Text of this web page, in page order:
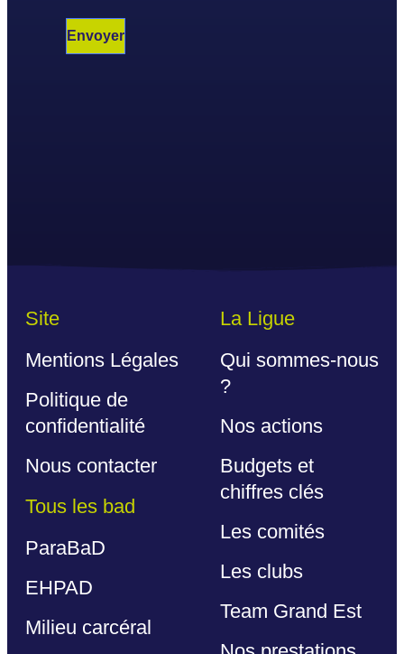
Site
Mentions Légales
Politique de
confidentialité
Nous contacter
Tous les bad
ParaBaD
EHPAD
Milieu carcéral
La Ligue
Qui sommes-nous
?
Nos actions
Budgets et
chiffres clés
Les comités
Les clubs
Team Grand Est